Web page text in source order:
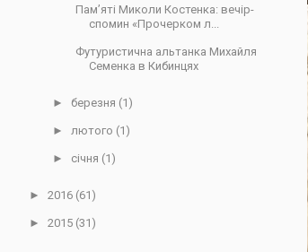
Пам’яті Миколи Костенка: вечір-
спомин «Прочерком л...
Футуристична альтанка Михайля
Семенка в Кибинцях
► березня (1)
► лютого (1)
► січня (1)
► 2016 (61)
► 2015 (31)